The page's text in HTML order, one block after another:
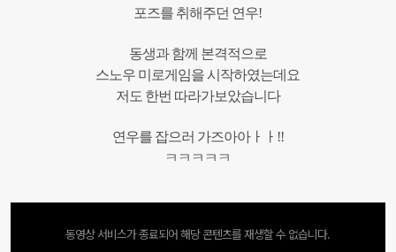
포즈를 취해주던 연우!
동생과 함께 본격적으로
스노우 미로게임을 시작하였는데요
저도 한번 따라가보았습니다
연우를 잡으러 가즈아아ㅏㅏ!!
ㅋㅋㅋㅋㅋ
동영상 서비스가 종료되어 해당 콘텐츠를 재생할 수 없습니다.